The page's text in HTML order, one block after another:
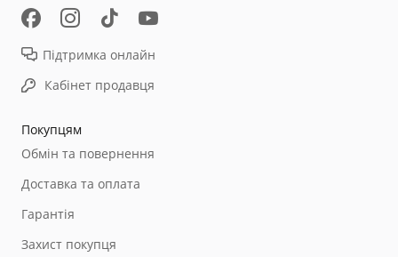
Покупцям
Обмін та повернення
Доставка та оплата
Гарантія
Захист покупця
Підтримка онлайн
Кабінет продавця